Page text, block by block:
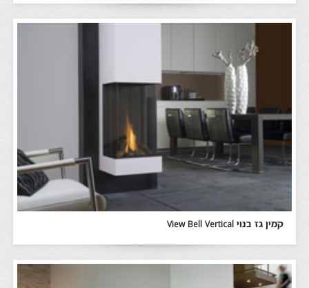
קמין גז בנוי View Bell Vertical